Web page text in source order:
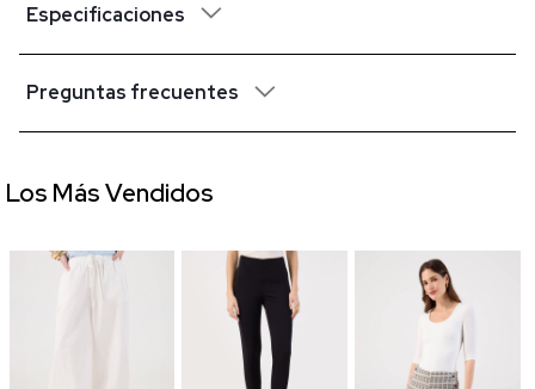
Especificaciones
Preguntas frecuentes
Los Más Vendidos